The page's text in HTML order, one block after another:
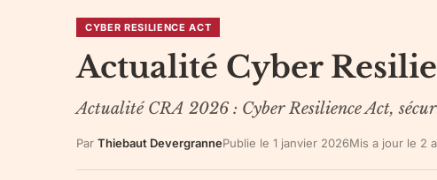
CYBER RESILIENCE ACT
Actualité Cyber
Actualité CRA 2026 : Cyber Resilience Act,
Par Thiebaut DevergrannePublie le 1 janvier 2026Mis a jour le 2